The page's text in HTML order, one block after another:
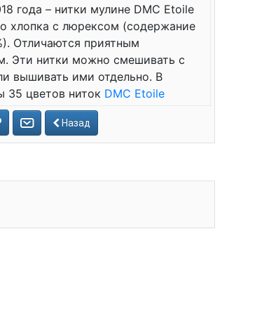
года – нитки мулине DMC Etoile
хлопка с люрексом (содержание
Отличаются приятным
Эти нитки можно смешивать с
вышивать ими отдельно. В
35 цветов ниток DMC Etoile
Назад